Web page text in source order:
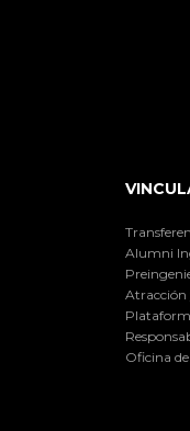
Alumni
Atracción
Oficina